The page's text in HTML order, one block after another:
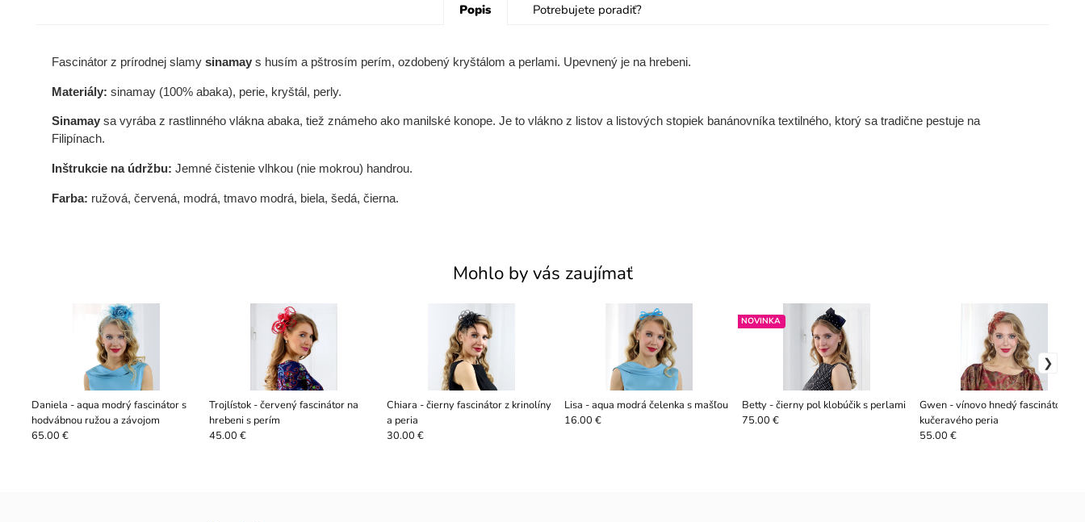
Popis Potrebujete poradiť?
Fascinátor z prírodnej slamy sinamays husím a pštrosím perím, ozdobený kryštálom a perlami. Upevnený je na hrebeni.
Materiály: sinamay (100% abaka), perie, kryštál, perly.
Sinamaysa vyrába z rastlinného vlákna abaka, tiež známeho ako manilské konope. Je to vlákno z listov a listových stopiek banánovníka textilného, ktorý sa tradične pestuje na
Filipínach.
Inštrukcie na údržbu: Jemné čistenie vlhkou (nie mokrou) handrou.
Farba: ružová, červená, modrá, tmavo modrá, biela, šedá, čierna.
Mohlo by vás zaujímať
Daniela - aqua modrý fascinátor s
hodvábnou ružou a závojom
65.00 €
Trojlístok - červený fascinátor na
hrebeni s perím
45.00 €
Chiara - čierny fascinátor z krinolíny
a peria
30.00 €
Lisa - aqua modrá čelenka s mašľou
16.00 €
Betty - čierny pol klobúčik s perlami
NOVINKA
75.00 €
Gwen - vínovo hnedý fascinátor z
kučeravého peria
55.00 €